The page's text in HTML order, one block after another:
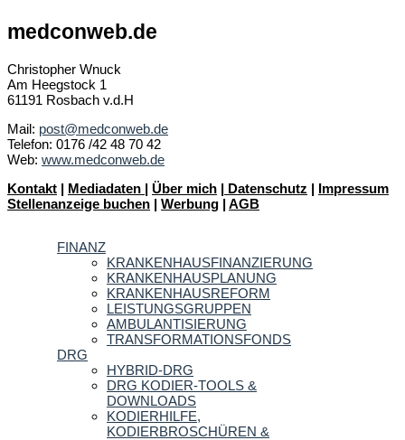
medconweb.de
Christopher Wnuck
Am Heegstock 1
61191 Rosbach v.d.H
Mail: post@medconweb.de
Telefon: 0176 /42 48 70 42
Web: www.medconweb.de
Kontakt | Mediadaten | Über mich | Datenschutz | Impressum
Stellenanzeige buchen | Werbung | AGB
FINANZ
KRANKENHAUSFINANZIERUNG
KRANKENHAUSPLANUNG
KRANKENHAUSREFORM
LEISTUNGSGRUPPEN
AMBULANTISIERUNG
TRANSFORMATIONSFONDS
DRG
HYBRID-DRG
DRG KODIER-TOOLS &
DOWNLOADS
KODIERHILFE,
KODIERBROSCHÜREN &